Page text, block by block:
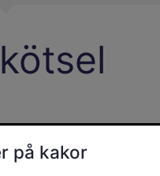
på kakor